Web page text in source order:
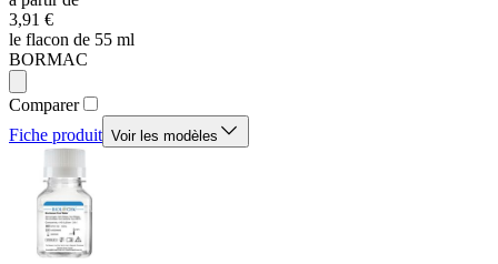
3,91 €
le flacon de 55 ml
BORMAC
Comparer
Fiche produit Voir les modèles